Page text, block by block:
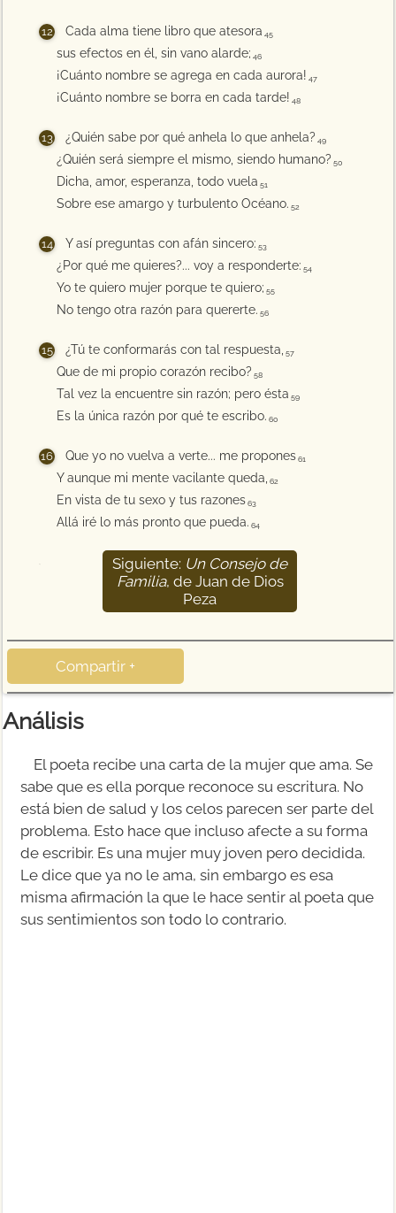
Cada alma tiene libro que atesora 45
sus efectos en él, sin vano alarde; 46
¡Cuánto nombre se agrega en cada aurora! 47
¡Cuánto nombre se borra en cada tarde! 48
¿Quién sabe por qué anhela lo que anhela? 49
¿Quién será siempre el mismo, siendo humano? 50
Dicha, amor, esperanza, todo vuela 51
Sobre ese amargo y turbulento Océano. 52
Y así preguntas con afán sincero: 53
¿Por qué me quieres?... voy a responderte: 54
Yo te quiero mujer porque te quiero; 55
No tengo otra razón para quererte. 56
¿Tú te conformarás con tal respuesta, 57
Que de mi propio corazón recibo? 58
Tal vez la encuentre sin razón; pero ésta 59
Es la única razón por qué te escribo. 60
Que yo no vuelva a verte... me propones 61
Y aunque mi mente vacilante queda, 62
En vista de tu sexo y tus razones 63
Allá iré lo más pronto que pueda. 64
Siguiente: Un Consejo de
Familia, de Juan de Dios
Peza
Compartir +
Análisis
El poeta recibe una carta de la mujer que ama. Se
sabe que es ella porque reconoce su escritura. No
está bien de salud y los celos parecen ser parte del
problema. Esto hace que incluso afecte a su forma
de escribir. Es una mujer muy joven pero decidida.
Le dice que ya no le ama, sin embargo es esa
misma afirmación la que le hace sentir al poeta que
sus sentimientos son todo lo contrario.